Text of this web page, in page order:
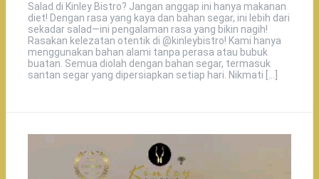
Salad di Kinley Bistro? Jangan anggap ini hanya makanan
diet! Dengan rasa yang kaya dan bahan segar, ini lebih dari
sekadar salad—ini pengalaman rasa yang bikin nagih!
Rasakan kelezatan otentik di @kinleybistro! Kami hanya
menggunakan bahan alami tanpa perasa atau bubuk
buatan. Semua diolah dengan bahan segar, termasuk
santan segar yang dipersiapkan setiap hari. Nikmati […]